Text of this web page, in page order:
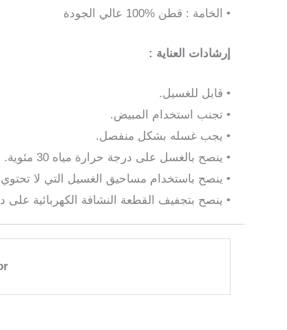
• الخامة : قطن %100 عالي الجودة
إرشادات العناية :
• قابل للغسيل.
• تجنب استخدام المبيض.
• يجب غسله بشكل منفصل.
• ينصح بالغسل على درجة حرارة مياه 30 مئوية.
• ينصح باستخدام مساحيق الغسيل التي لا
• ينصح بتجفيف القطعة النشافة الكهربائية